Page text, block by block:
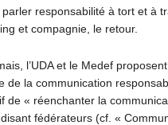
responsabilité à tort et à
et compagnie, le retour.
l’UDA et le Medef
de la communication
de « réenchanter la
fédérateurs (cf. «